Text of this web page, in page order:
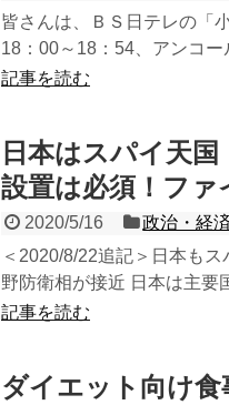
皆さんは、ＢＳ日テレの
18：00～18：54、アンコ
記事を読む
日本はスパイ天
設置は必須！ファ
2020/5/16
政治・経
＜2020/8/22追記＞日本も
野防衛相が接近 日本は主要
記事を読む
ダイエット向け